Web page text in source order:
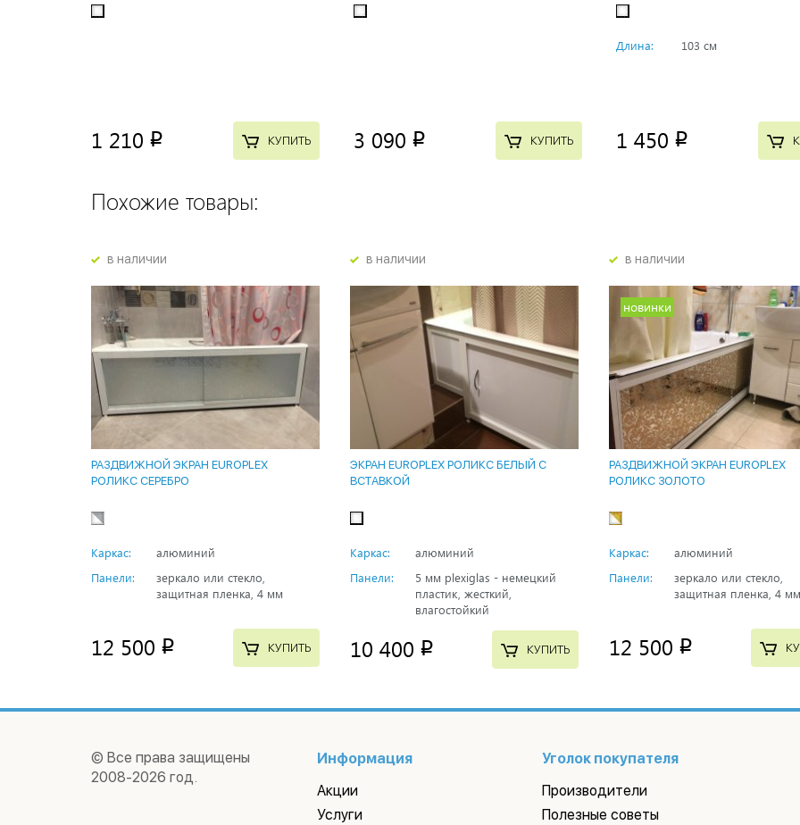
1 210 p КУПИТЬ 3 090 p КУПИТЬ
Длина: 103 см
1 450 p
Похожие товары:
в наличии
РАЗДВИЖНОЙ ЭКРАН EUROPLEX
РОЛИКС СЕРЕБРО
Каркас:
алюминий
Панели:
зеркало или стекло,
защитная пленка, 4 мм
12 500 p КУПИТЬ
в наличии
ЭКРАН EUROPLEX РОЛИКС БЕЛЫЙ С
ВСТАВКОЙ
Каркас:
алюминий
Панели:
5 мм plexiglas - немецкий
пластик, жесткий,
влагостойкий
10 400 p КУПИТЬ
в наличии
новинки
РАЗДВИЖНОЙ ЭКРАН EUROPLEX
РОЛИКС ЗОЛОТО
Каркас:
алюминий
Панели:
зеркало или стекло,
защитная пленка, 4 мм
12 500 p
© Все права защищены
2008-2026 год.
Информация
Акции
Услуги
Уголок покупателя
Производители
Полезные советы